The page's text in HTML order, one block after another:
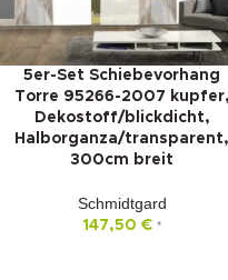
5er-Set Schiebevorhang
Torre 95266-2007 kupfer,
Dekostoff/blickdicht,
Halborganza/transparent,
300cm breit
Schmidtgard
147,50 € *